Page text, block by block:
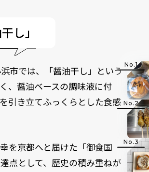
し」
市では、「醤油干し」という
、醤油ベースの調味液に付
引き立てふっくらとした食感
を京都へと届けた「御食国
点として、歴史の積み重ねが